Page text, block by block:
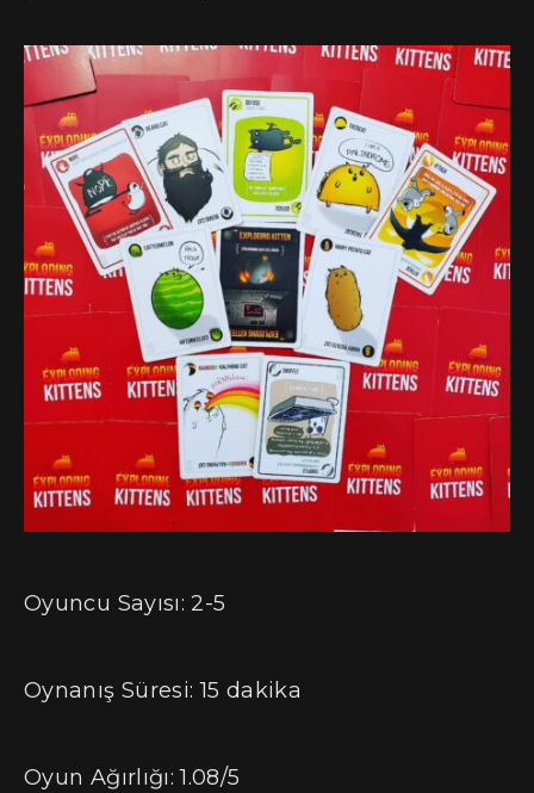
Oyuncu Sayısı: 2-5
Oynanış Süresi: 15 dakika
Oyun Ağırlığı: 1.08/5